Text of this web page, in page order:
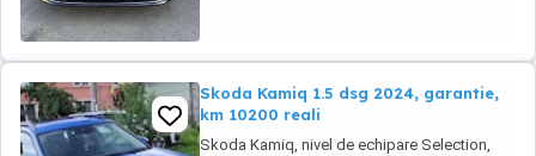
Skoda Kamiq 1.5 dsg 2024, garantie,
km 10200 reali
Skoda Kamiq, nivel de echipare Selection,